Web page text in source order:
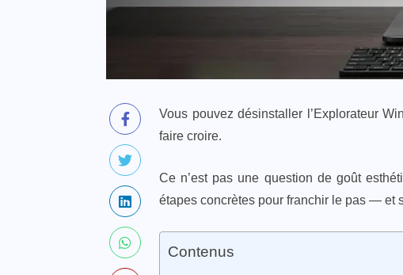
Vous pouvez désinstaller l’Explorateur
faire croire.
Ce n’est pas une question de goût
étapes concrètes pour franchir le pas — et
Contenus